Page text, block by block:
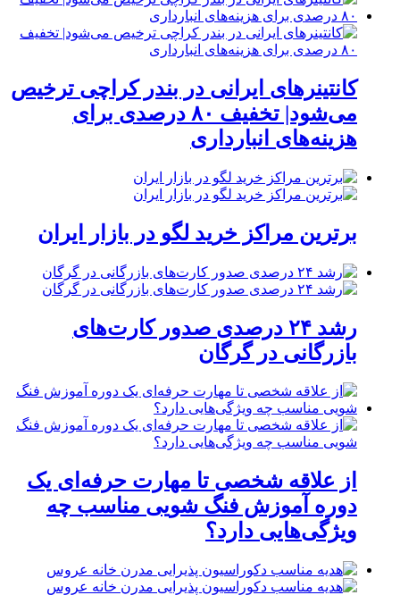
کانتینرهای ایرانی در بندر کراچی ترخیص
می‌شود| تخفیف ۸۰ درصدی برای
هزینه‌های انبارداری
برترین مراکز خرید لگو در بازار ایران
رشد ۲۴ درصدی صدور کارت‌های
بازرگانی در گرگان
از علاقه شخصی تا مهارت حرفه‌ای یک
دوره آموزش فنگ شویی مناسب چه
ویژگی‌هایی دارد؟